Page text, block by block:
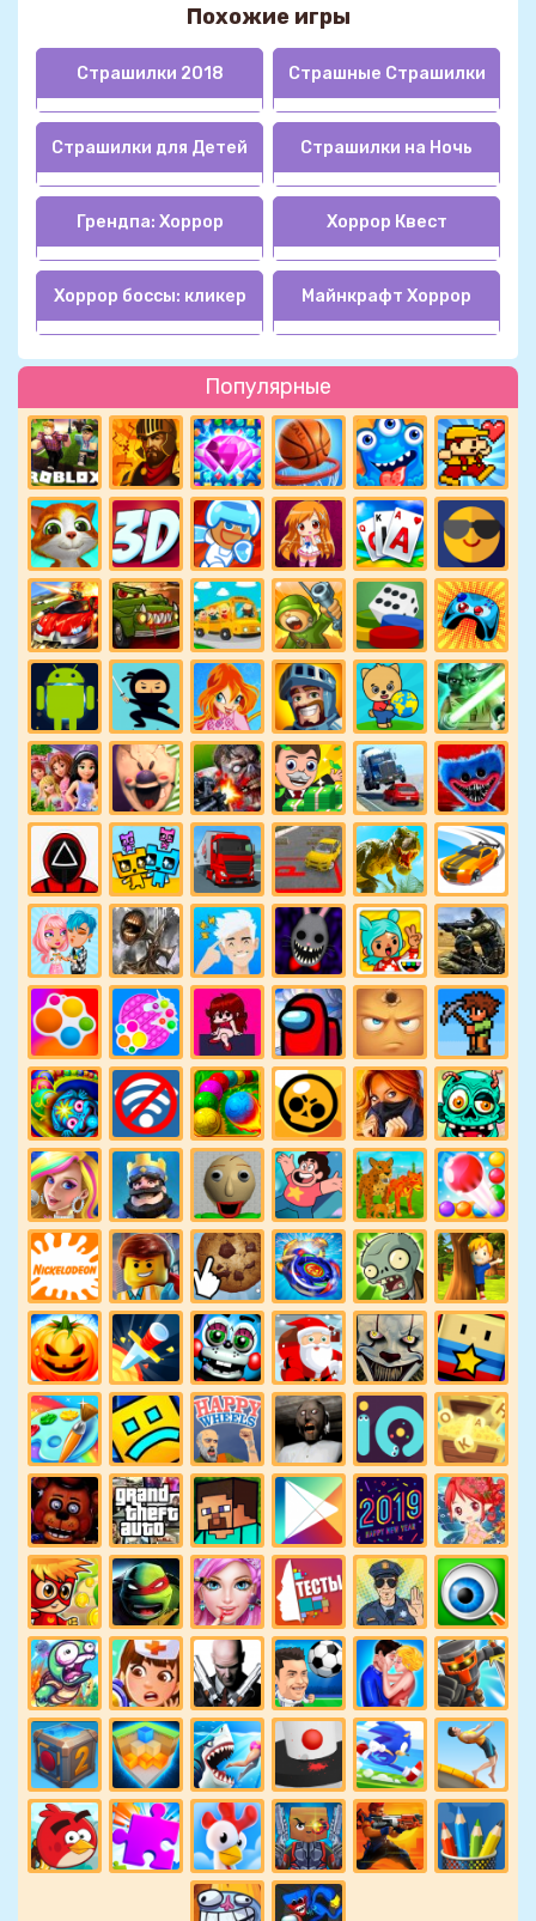
Популярные
Похожие игры
Страшилки 2018 Страшные Страшилки
Страшилки для Детей Страшилки на Ночь
Грендпа: Хоррор Хоррор Квест
Хоррор боссы: кликер Майнкрафт Хоррор